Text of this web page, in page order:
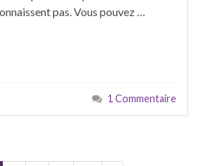
pas. Vous pouvez …
1 Commentaire